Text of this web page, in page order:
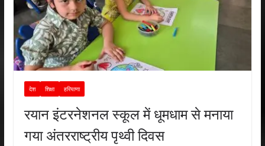
देश शिक्षा हरियाणा
रयान इंटरनेशनल स्कूल में धूमधाम से मनाया
गया अंतरराष्ट्रीय पृथ्वी दिवस